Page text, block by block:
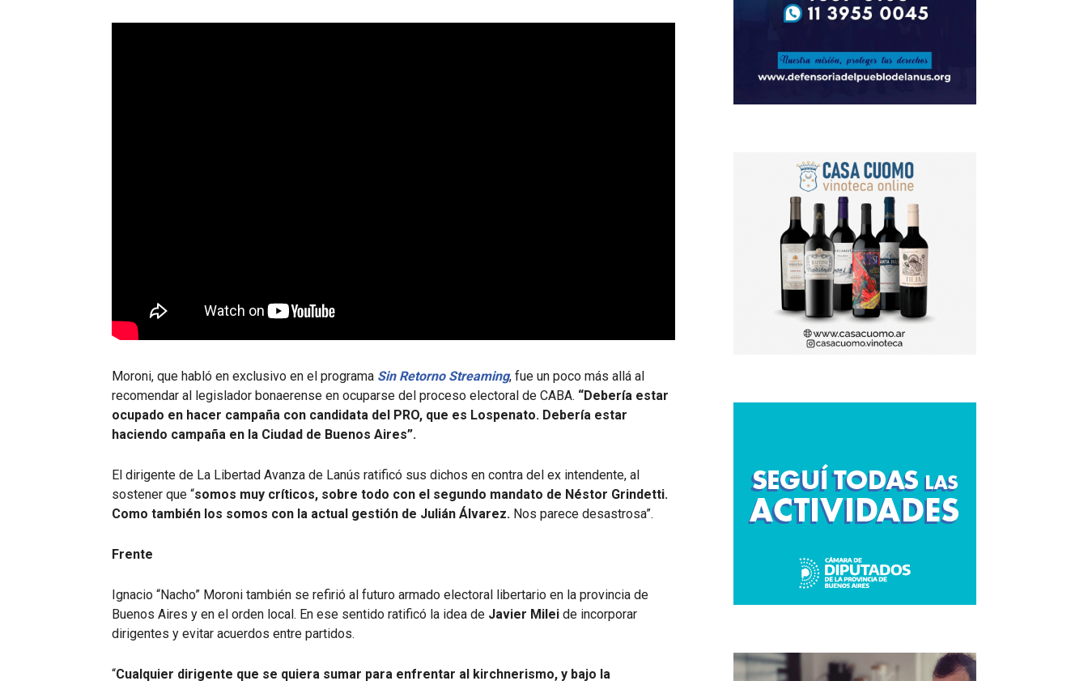
Moroni, que habló en exclusivo en el programa Sin Retorno Streaming, fue un poco más allá al
recomendar al legislador bonaerense en ocuparse del proceso electoral de CABA. “Debería estar
ocupado en hacer campaña con candidata del PRO, que es Lospenato. Debería estar
haciendo campaña en la Ciudad de Buenos Aires”.
El dirigente de La Libertad Avanza de Lanús ratificó sus dichos en contra del ex intendente, al
sostener que “somos muy críticos, sobre todo con el segundo mandato de Néstor Grindetti.
Como también los somos con la actual gestión de Julián Álvarez. Nos parece desastrosa”.
Frente
Ignacio “Nacho” Moroni también se refirió al futuro armado electoral libertario en la provincia de
Buenos Aires y en el orden local. En ese sentido ratificó la idea de Javier Milei de incorporar
dirigentes y evitar acuerdos entre partidos.
“Cualquier dirigente que se quiera sumar para enfrentar al kirchnerismo, y bajo la